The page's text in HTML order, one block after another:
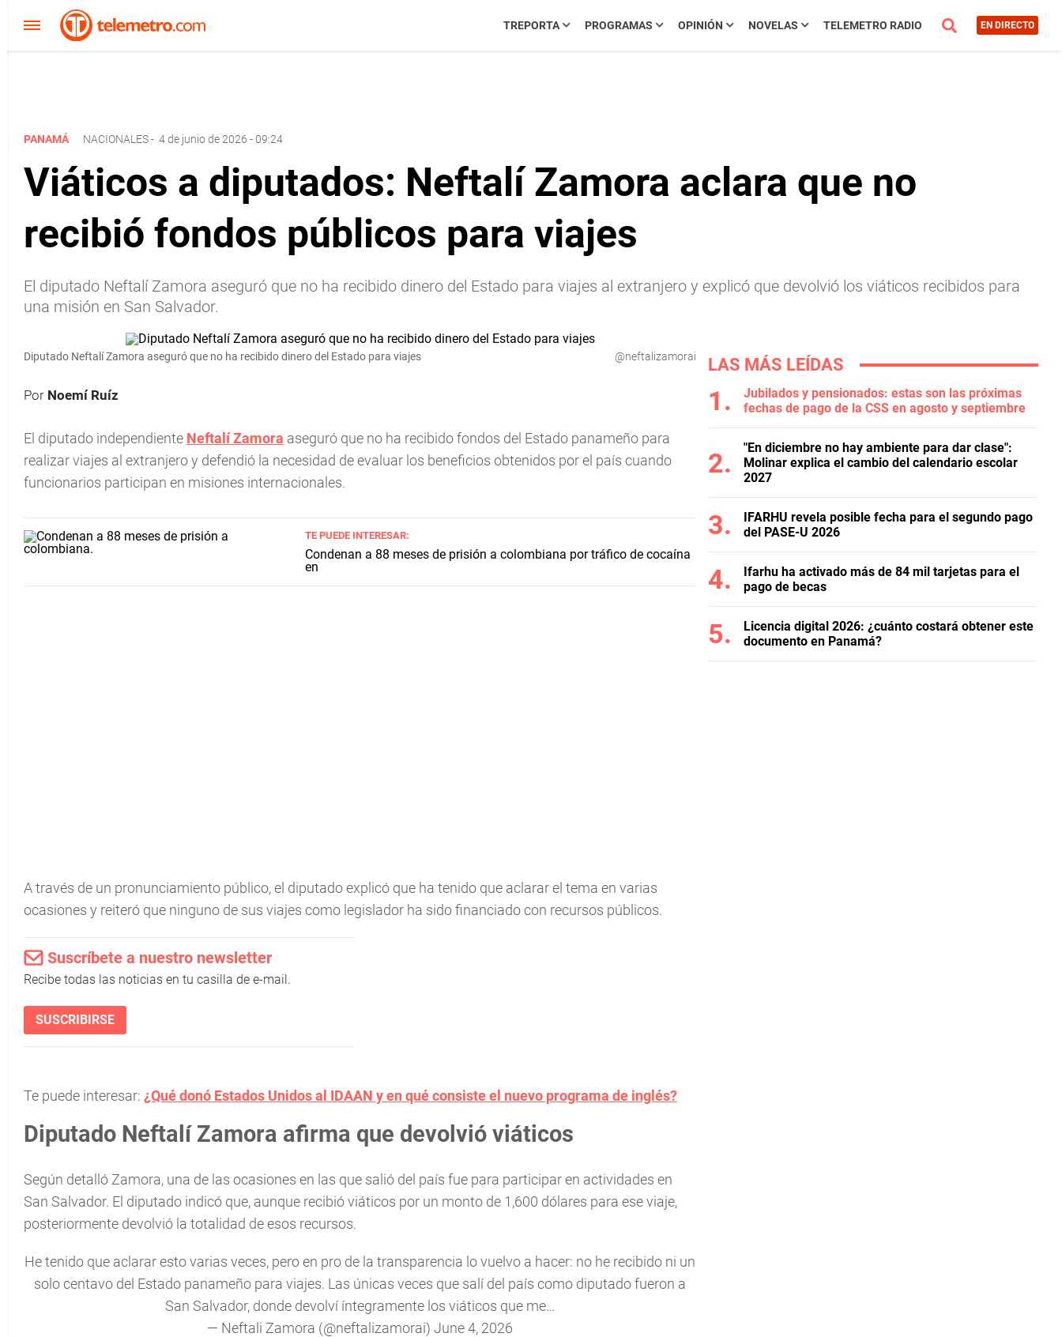
TREPORTA PROGRAMAS OPINIÓN NOVELAS TELEMETRO RADIO EN DIRECTO
PANAMÁ NACIONALES- 4 de junio de 2026 - 09:24
Viáticos a diputados: Neftalí Zamora aclara que no
recibió fondos públicos para viajes
El diputado Neftalí Zamora aseguró que no ha recibido dinero del Estado para viajes al extranjero y explicó que devolvió los viáticos recibidos para
una misión en San Salvador.
Diputado Neftalí Zamora aseguró que no ha recibido dinero del Estado para viajes @neftalizamorai
Por Noemí Ruíz
El diputado independiente Neftalí Zamora aseguró que no ha recibido fondos del Estado panameño para
realizar viajes al extranjero y defendió la necesidad de evaluar los beneficios obtenidos por el país cuando
funcionarios participan en misiones internacionales.
TE PUEDE INTERESAR:
Condenan a 88 meses de prisión a colombiana por tráfico de cocaína
en
A través de un pronunciamiento público, el diputado explicó que ha tenido que aclarar el tema en varias
ocasiones y reiteró que ninguno de sus viajes como legislador ha sido financiado con recursos públicos.
Suscríbete a nuestro newsletter
Recibe todas las noticias en tu casilla de e-mail.
SUSCRIBIRSE
Te puede interesar: ¿Qué donó Estados Unidos al IDAAN y en qué consiste el nuevo programa de inglés?
Diputado Neftalí Zamora afirma que devolvió viáticos
Según detalló Zamora, una de las ocasiones en las que salió del país fue para participar en actividades en
San Salvador. El diputado indicó que, aunque recibió viáticos por un monto de 1,600 dólares para ese viaje,
posteriormente devolvió la totalidad de esos recursos.
He tenido que aclarar esto varias veces, pero en pro de la transparencia lo vuelvo a hacer: no he recibido ni un
solo centavo del Estado panameño para viajes. Las únicas veces que salí del país como diputado fueron a
San Salvador, donde devolví íntegramente los viáticos que me…
— Neftali Zamora (@neftalizamorai) June 4, 2026
LAS MÁS LEÍDAS
Jubilados y pensionados: estas son las próximas
fechas de pago de la CSS en agosto y septiembre
"En diciembre no hay ambiente para dar clase":
Molinar explica el cambio del calendario escolar
2027
IFARHU revela posible fecha para el segundo pago
del PASE-U 2026
Ifarhu ha activado más de 84 mil tarjetas para el
pago de becas
Licencia digital 2026: ¿cuánto costará obtener este
documento en Panamá?